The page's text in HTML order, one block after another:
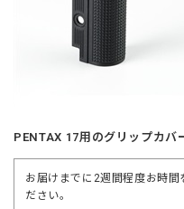
PENTAX 17用のグリップカバ
お届けまでに2週間程度お時間
ださい。